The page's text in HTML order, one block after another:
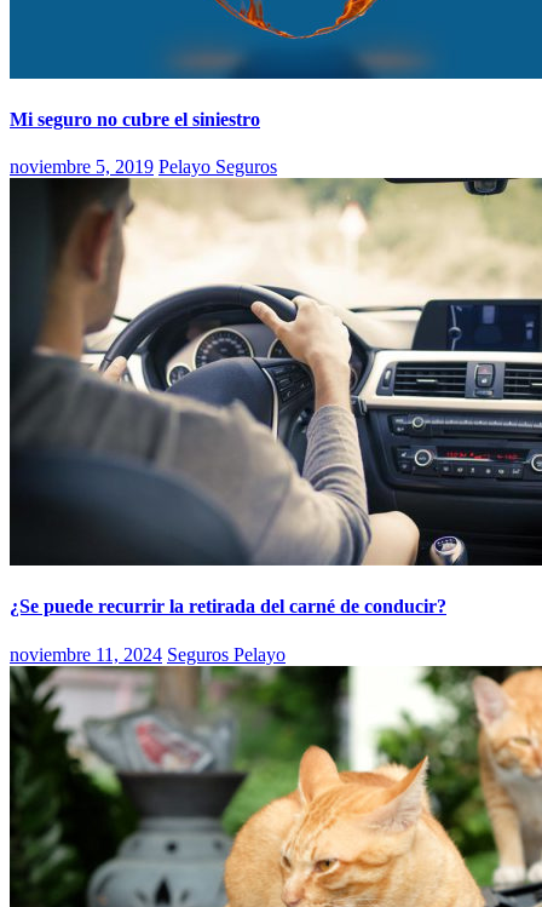
Mi seguro no cubre el siniestro
noviembre 5, 2019 Pelayo Seguros
¿Se puede recurrir la retirada del carné de conducir?
noviembre 11, 2024 Seguros Pelayo